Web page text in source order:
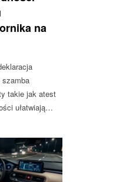
na
takie jak atest
ułatwiają…